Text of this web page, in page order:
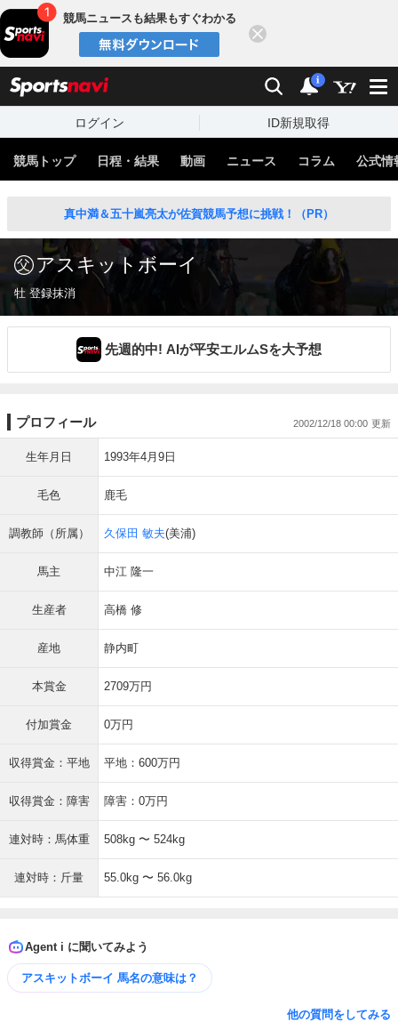
競馬ニュースも結果もすぐわかる
検索 通知
i
ログイン ID新規取得
競馬トップ 日程・結果 動画 ニュース コラム 公式情
真中満＆五十嵐亮太が佐賀競馬予想に挑戦！（PR）
アスキットボーイ
牡 登録抹消
先週的中! AIが平安エルムSを大予想
プロフィール 2002/12/18 00:00
生年月日 1993年4月9日
毛色 鹿毛
調教師（所属） 久保田 敏夫(美浦)
馬主 中江 隆一
生産者 高橋 修
産地 静内町
本賞金 2709万円
付加賞金 0万円
収得賞金：平地 平地：600万円
収得賞金：障害 障害：0万円
連対時：馬体重 508kg 〜 524kg
連対時：斤量 55.0kg 〜 56.0kg
Agent i に聞いてみよう
アスキットボーイ 馬名の意味は？
他の質問をしてみる